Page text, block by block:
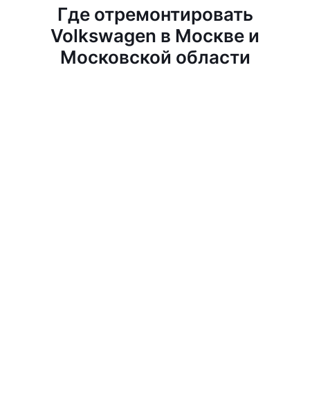
Где отремонтировать
Volkswagen в Москве и
Московской области